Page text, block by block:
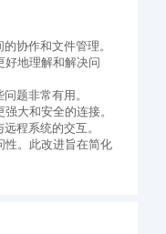
协作和文件管理。
好地理解和解决问
题非常有用。
大和安全的连接。
程系统的交互。
性。此改进旨在简化